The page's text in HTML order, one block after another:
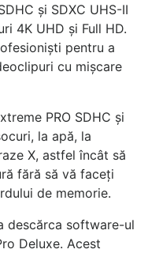
și SDXC UHS-II
4K UHD și Full HD.
pentru a
cu mișcare
PRO SDHC și
la apă, la
X, astfel încât să
fără să vă faceți
de memorie.
descărca software-ul
Deluxe. Acest